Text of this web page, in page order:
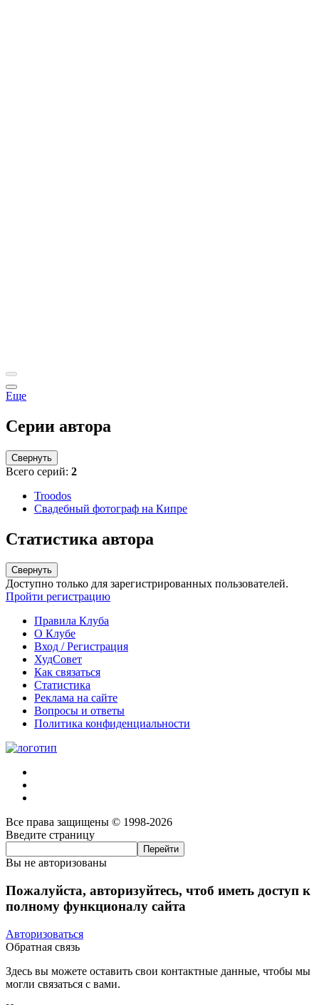
Еще
Серии автора
Свернуть
Всего серий: 2
Troodos
Свадебный фотограф на Кипре
Статистика автора
Свернуть
Доступно только для зарегистрированных пользователей.
Пройти регистрацию
Правила Клуба
О Клубе
Вход / Регистрация
ХудСовет
Как связаться
Статистика
Реклама на сайте
Вопросы и ответы
Политика конфиденциальности
Все права защищены © 1998-2026
Введите страницу
Вы не авторизованы
Пожалуйста, авторизуйтесь, чтоб иметь доступ к
полному функционалу сайта
Авторизоваться
Обратная связь
Здесь вы можете оставить свои контактные данные, чтобы мы
могли связаться с вами.